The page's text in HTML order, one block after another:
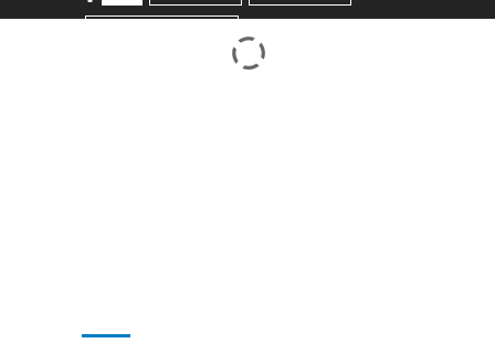
ROVERETO M.BALDO V/GRESTA